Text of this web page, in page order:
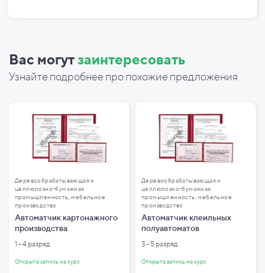
Вас могутзаинтересовать
Узнайте подробнее про похожие предложения
Деревообрабатывающая и
целлюлозно-бумажная
промышленность, мебельное
производство
Автоматчик картонажного
производства
1 - 4 разряд
Открыта запись на курс
Деревообрабатывающая и
целлюлозно-бумажная
промышленность, мебельное
производство
Автоматчик клеильных
полуавтоматов
3 - 5 разряд
Открыта запись на курс